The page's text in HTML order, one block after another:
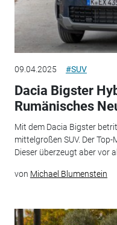
09.04.2025 #SUV
Dacia Bigster
Rumänisches
Mit dem Dacia Bigster
mittelgroßen SUV. Der
Dieser überzeugt aber vor
von Michael Blumenstein